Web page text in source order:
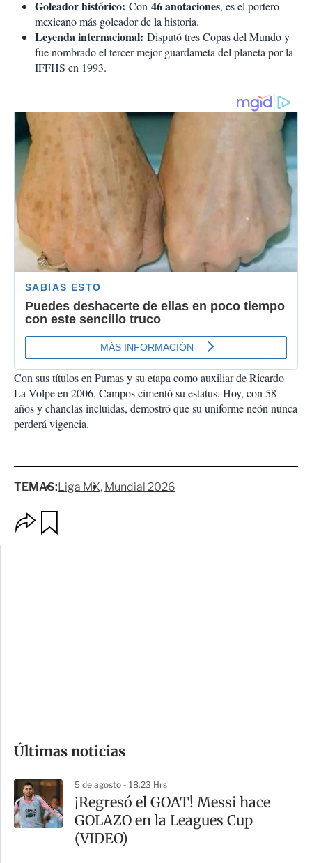
Goleador histórico: Con 46 anotaciones, es el portero
mexicano más goleador de la historia.
Leyenda internacional: Disputó tres Copas del Mundo y
fue nombrado el tercer mejor guardameta del planeta por la
IFFHS en 1993.
Con sus títulos en Pumas y su etapa como auxiliar de Ricardo
La Volpe en 2006, Campos cimentó su estatus. Hoy, con 58
años y chanclas incluidas, demostró que su uniforme neón nunca
perderá vigencia.
TEMAS:Liga MX Mundial 2026
p
m
a
r
t
Últimas noticias
5 de agosto - 18:23 Hrs
¡Regresó el GOAT! Messi hace
GOLAZO en la Leagues Cup
(VIDEO)